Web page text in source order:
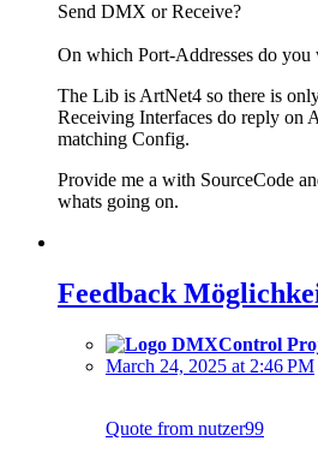
Send DMX or Receive?
On which Port-Addresses do you
The Lib is ArtNet4 so there is
Receiving Interfaces do reply on
matching Config.
Provide me a with SourceCode
whats going on.
Feedback
March 24, 2025 at 2:46 PM
Quote from nutzer99